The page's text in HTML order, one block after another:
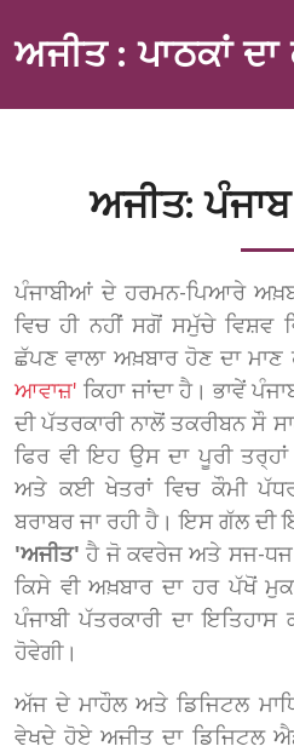
ਅਜੀਤ : ਪਾਠਕਾਂ ਦਾ
ਅਜੀਤ:
ਪੰਜਾਬੀਆਂ ਦੇ ਹਰਮਨ-ਪਿਆਰੇ
ਵਿਚ ਹੀ ਨਹੀਂ ਸਗੋਂ ਸਮੁੱਚੇ ਵਿਸ਼ਵ
ਛੱਪਣ ਵਾਲਾ ਅਖ਼ਬਾਰ ਹੋਣ ਦਾ
ਆਵਾਜ਼'ਕਿਹਾ ਜਾਂਦਾ ਹੈ। ਭਾਵੇਂ
ਦੀ ਪੱਤਰਕਾਰੀ ਨਾਲੋਂ ਤਕਰੀਬਨ
ਫਿਰ ਵੀ ਇਹ ਉਸ ਦਾ ਪੂਰੀ
ਅਤੇ ਕਈ ਖੇਤਰਾਂ ਵਿਚ ਕੌਮੀ
ਬਰਾਬਰ ਜਾ ਰਹੀ ਹੈ। ਇਸ ਗੱਲ ਦੀ
'ਅਜੀਤ' ਹੈ ਜੋ ਕਵਰੇਜ ਅਤੇ ਸਜ-ਧਜ
ਕਿਸੇ ਵੀ ਅਖ਼ਬਾਰ ਦਾ ਹਰ ਪੱਖੋਂ
ਪੰਜਾਬੀ ਪੱਤਰਕਾਰੀ ਦਾ
ਹੋਵੇਗੀ।
ਅੱਜ ਦੇ ਮਾਹੌਲ ਅਤੇ ਡਿਜਿਟਲ
ਵੇਖਦੇ ਹੋਏ ਅਜੀਤ ਦਾ ਡਿਜਿਟਲ